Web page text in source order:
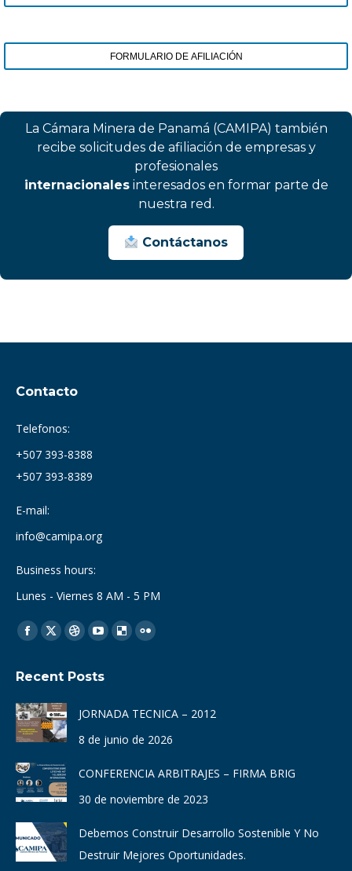
FORMULARIO DE AFILIACIÓN
La Cámara Minera de Panamá (CAMIPA) también
recibe solicitudes de afiliación de empresas y
profesionales
internacionalesinteresados en formar parte de
nuestra red.
Contáctanos
Contacto
Telefonos:
+507 393-8388
+507 393-8389
E-mail:
info@camipa.org
Business hours:
Lunes - Viernes 8 AM - 5 PM
Find us on:
Facebook
opens
in
new
window
X
opens
in
new
window
Dribbble
opens
new
window
YouTube
opens
new
window
Delicious
new
window
Flickr
new
window
Recent Posts
JORNADA TECNICA – 2012
8 de junio de 2026
CONFERENCIA ARBITRAJES – FIRMA BRIG
30 de noviembre de 2023
Debemos Construir Desarrollo Sostenible Y No
Destruir Mejores Oportunidades.